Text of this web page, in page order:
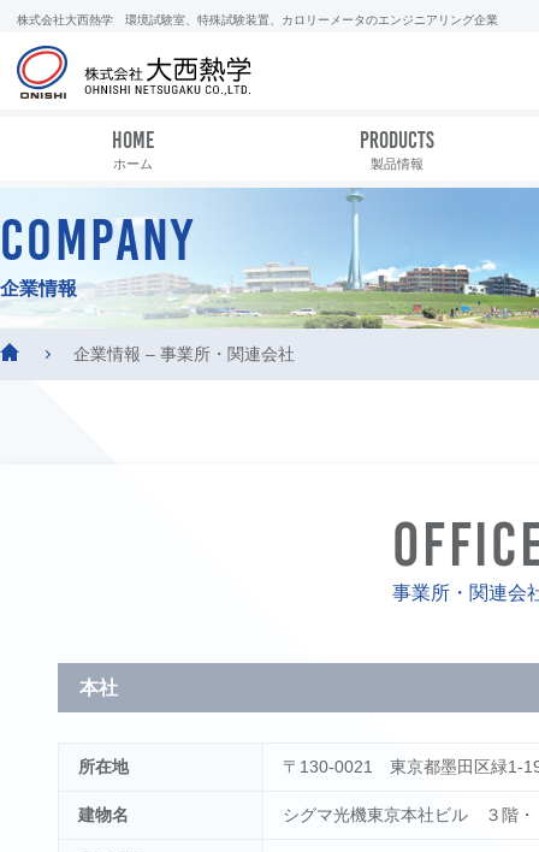
株式会社大西熱学 環境試験室、特殊試験装置、カロリーメータのエンジニアリング企業
HOME
ホーム
PRODUCTS
製品情報
COMPANY
企業情報
企業情報 – 事業所・関連会社
事業所・関連会
本社
所在地 〒130-0021 東京都墨田区緑1-
建物名 シグマ光機東京本社ビル ３階・